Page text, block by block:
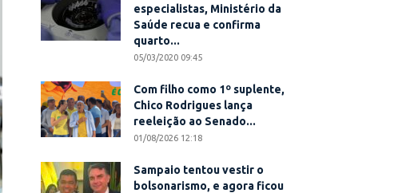
especialistas, Ministério da
Saúde recua e confirma
quarto...
05/03/2020 09:45
Com filho como 1º suplente,
Chico Rodrigues lança
reeleição ao Senado...
01/08/2026 12:18
Sampaio tentou vestir o
bolsonarismo, e agora ficou